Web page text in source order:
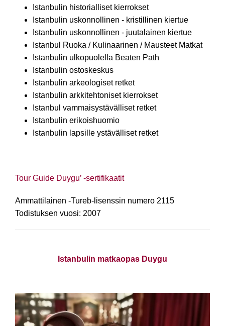
Istanbulin historialliset kierrokset
Istanbulin uskonnollinen - kristillinen kiertue
Istanbulin uskonnollinen - juutalainen kiertue
Istanbul Ruoka / Kulinaarinen / Mausteet Matkat
Istanbulin ulkopuolella Beaten Path
Istanbulin ostoskeskus
Istanbulin arkeologiset retket
Istanbulin arkkitehtoniset kierrokset
Istanbul vammaisystävälliset retket
Istanbulin erikoishuomio
Istanbulin lapsille ystävälliset retket
Tour Guide Duygu’ -sertifikaatit
Ammattilainen -Tureb-lisenssin numero 2115
Todistuksen vuosi: 2007
Istanbulin matkaopas Duygu